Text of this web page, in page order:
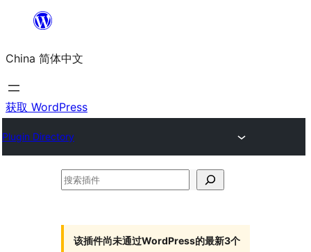
内
容
China 简体中文
获取 WordPress
Plugin Directory
搜
该插件尚未通过WordPress的最新3个